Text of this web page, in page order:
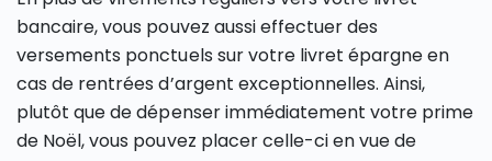
bancaire, vous pouvez aussi effectuer des
versements ponctuels sur votre livret épargne en
cas de rentrées d’argent exceptionnelles. Ainsi,
plutôt que de dépenser immédiatement votre prime
de Noël, vous pouvez placer celle-ci en vue de